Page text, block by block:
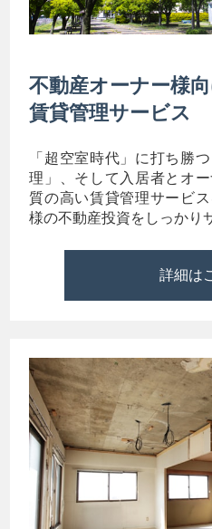
不動産オーナー様
賃貸管理サービス
「超空室時代」に打ち勝
理」、そして入居者とオ
質の高い賃貸管理サービ
様の不動産投資をしっかり
詳細は